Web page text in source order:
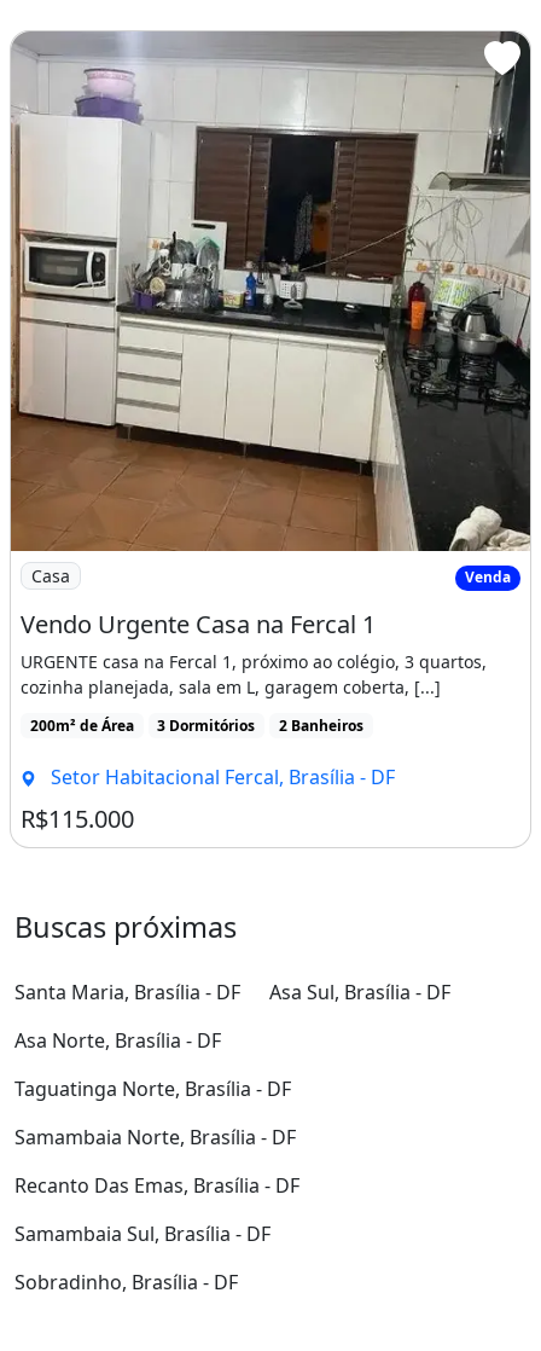
Imagem: Vendo Urgente Casa na Fercal 1
Casa Venda
Vendo Urgente Casa na Fercal 1
URGENTE casa na Fercal 1, próximo ao colégio, 3 quartos,
cozinha planejada, sala em L, garagem coberta, [...]
200m² de Área 3 Dormitórios 2 Banheiros
Setor Habitacional Fercal, Brasília - DF
R$115.000
Buscas próximas
Santa Maria, Brasília - DF
Asa Sul, Brasília - DF
Asa Norte, Brasília - DF
Taguatinga Norte, Brasília - DF
Samambaia Norte, Brasília - DF
Recanto Das Emas, Brasília - DF
Samambaia Sul, Brasília - DF
Sobradinho, Brasília - DF